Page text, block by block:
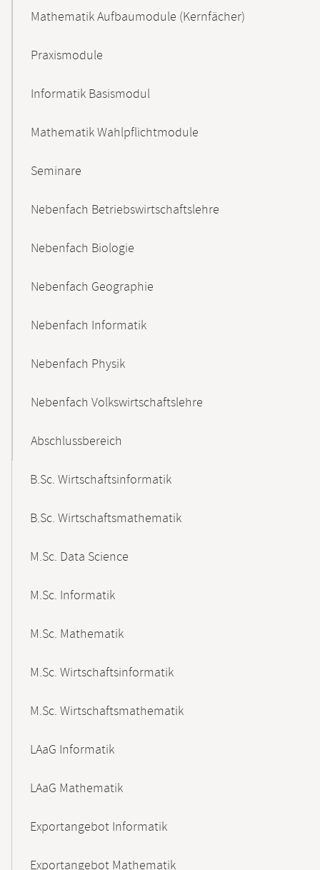
Mathematik Aufbaumodule (Kernfächer)
Praxismodule
Informatik Basismodul
Mathematik Wahlpflichtmodule
Seminare
Nebenfach Betriebswirtschaftslehre
Nebenfach Biologie
Nebenfach Geographie
Nebenfach Informatik
Nebenfach Physik
Nebenfach Volkswirtschaftslehre
Abschlussbereich
B.Sc. Wirtschaftsinformatik
B.Sc. Wirtschaftsmathematik
M.Sc. Data Science
M.Sc. Informatik
M.Sc. Mathematik
M.Sc. Wirtschaftsinformatik
M.Sc. Wirtschaftsmathematik
LAaG Informatik
LAaG Mathematik
Exportangebot Informatik
Exportangebot Mathematik